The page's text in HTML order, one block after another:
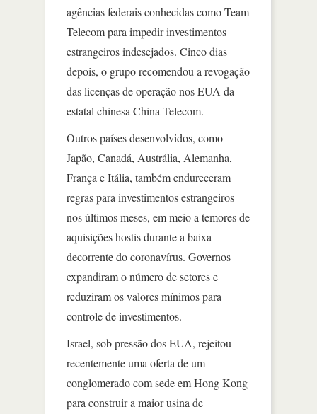
agências federais conhecidas como Team
Telecom para impedir investimentos
estrangeiros indesejados. Cinco dias
depois, o grupo recomendou a revogação
das licenças de operação nos EUA da
estatal chinesa China Telecom.
Outros países desenvolvidos, como
Japão, Canadá, Austrália, Alemanha,
França e Itália, também endureceram
regras para investimentos estrangeiros
nos últimos meses, em meio a temores de
aquisições hostis durante a baixa
decorrente do coronavírus. Governos
expandiram o número de setores e
reduziram os valores mínimos para
controle de investimentos.
Israel, sob pressão dos EUA, rejeitou
recentemente uma oferta de um
conglomerado com sede em Hong Kong
para construir a maior usina de